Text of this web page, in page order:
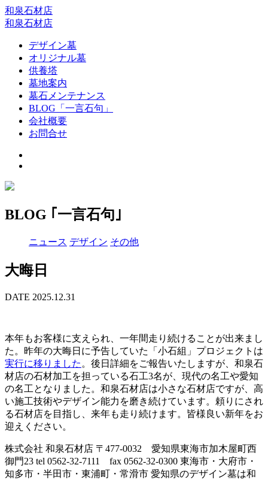
和泉石材店
和泉石材店
デザイン墓
オリジナル墓
供養塔
墓地案内
墓石メンテナンス
BLOG「一言石句」
会社概要
お問合せ
BLOG ｢一言石句｣
ニュース デザイン その他
大晦日
DATE 2025.12.31
本年もお客様に支えられ、一年間走り続けることが出来まし
た。昨年の大晦日に予告していた「小石組」プロジェクトは
実行に移りました 。後日詳細をご報告いたしますが、和泉石
材店の石材加工を担っている石工3名が、現代の名工や愛知
の名工となりました。和泉石材店は小さな石材店ですが、高
い施工技術やデザイン能力を磨き続けています。頼りにされ
る石材店を目指し、来年も走り続けます。皆様良い新年をお
迎えください。
株式会社 和泉石材店 〒477-0032 愛知県東海市加木屋町西
御門23 tel 0562-32-7111 fax 0562-32-0300 東海市・大府市・
知多市・半田市・東浦町・常滑市 愛知県のデザイン墓は和